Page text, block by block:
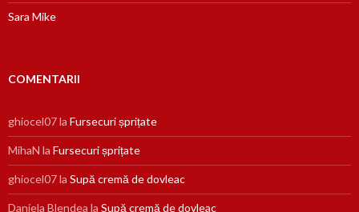
Sara Mike
COMENTARII
ghiocel07la Fursecuri șprițate
MihaN la Fursecuri șprițate
ghiocel07la Supă cremă de dovleac
Daniela Blendea la Supă cremă de dovleac